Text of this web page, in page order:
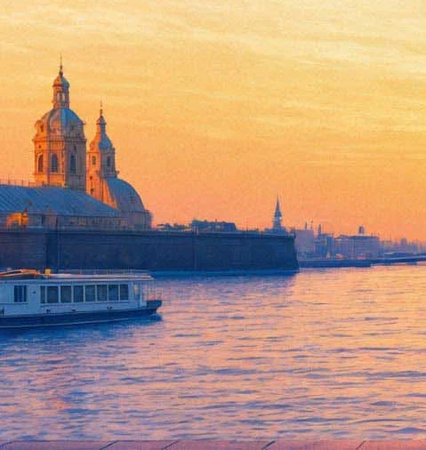
Энтомолог приглашает на
25 июля 2020, суббота,23.30
Версия для печати
Все афиша плюс